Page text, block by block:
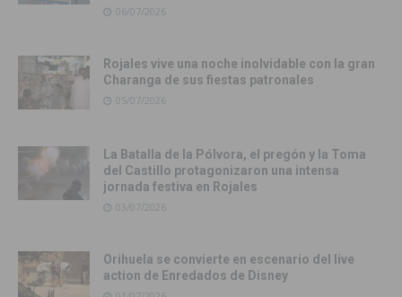
06/07/2026
Rojales vive una noche inolvidable con la gran
Charanga de sus fiestas patronales
05/07/2026
La Batalla de la Pólvora, el pregón y la Toma
del Castillo protagonizaron una intensa
jornada festiva en Rojales
03/07/2026
Orihuela se convierte en escenario del live
action de Enredados de Disney